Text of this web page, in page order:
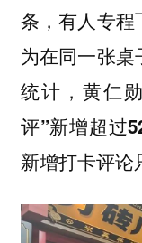
条，有人专程
为在同一张
统计，黄仁
评”新增超过
新增打卡评论